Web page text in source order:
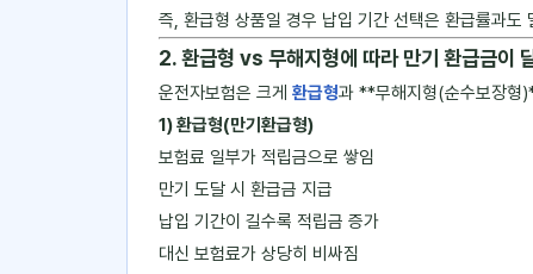
즉, 환급형 상품일 경우 납입 기간 선택은 환급률과도
2. 환급형 vs 무해지형에 따라 만기 환급금이
운전자보험은 크게 환급형과 **무해지형(순수보장형
1) 환급형(만기환급형)
보험료 일부가 적립금으로 쌓임
만기 도달 시 환급금 지급
납입 기간이 길수록 적립금 증가
대신 보험료가 상당히 비싸짐